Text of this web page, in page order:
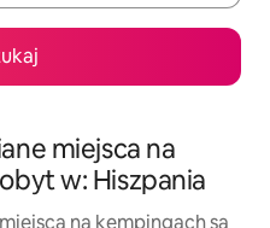
miejsca na
w: Hiszpania
na kempingach są